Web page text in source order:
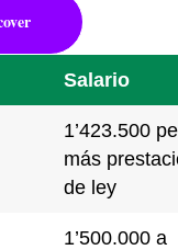
Salario
1’423.500
más
de ley
1’500.000 a